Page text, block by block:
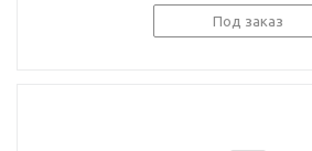
Под заказ